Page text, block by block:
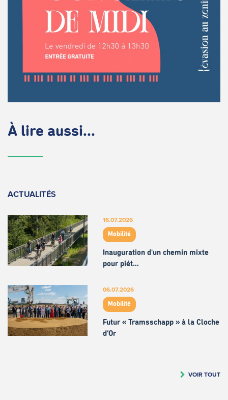
À lire aussi...
ACTUALITÉS
16.07.2026
Mobilité
Inauguration d'un chemin mixte
pour piét…
06.07.2026
Mobilité
Futur « Tramsschapp » à la Cloche
d’Or
VOIR TOUT